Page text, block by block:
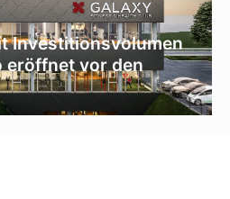
Investitionsvolumen
eröffnet vor den